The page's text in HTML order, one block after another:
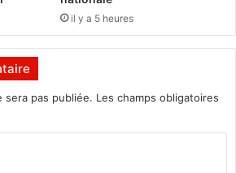
il y a 5 heures
sera pas publiée. Les champs obligatoires